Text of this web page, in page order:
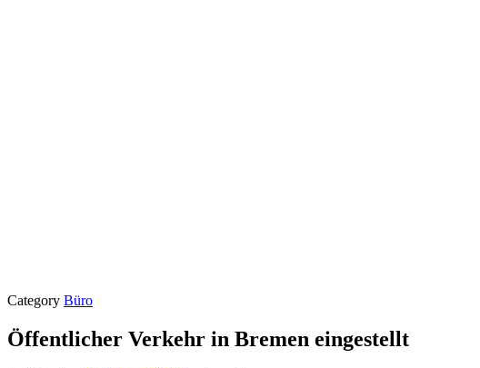
Category Büro
Öffentlicher Verkehr in Bremen eingestellt